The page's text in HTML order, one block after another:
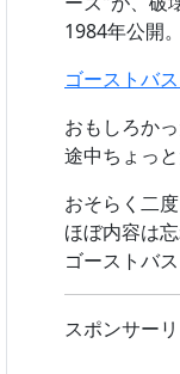
1984年公開。
ゴーストバ
おもしろかっ
途中ちょっ
おそらく二度
ほぼ内容は忘
ゴーストバ
スポンサー